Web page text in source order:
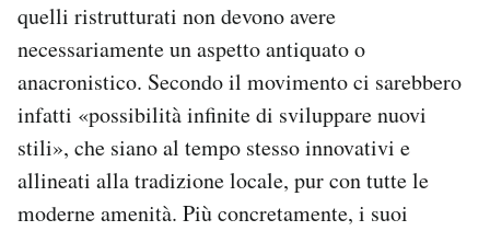
quelli ristrutturati non devono avere
necessariamente un aspetto antiquato o
anacronistico. Secondo il movimento ci sarebbero
infatti «possibilità infinite di sviluppare nuovi
stili», che siano al tempo stesso innovativi e
allineati alla tradizione locale, pur con tutte le
moderne amenità. Più concretamente, i suoi